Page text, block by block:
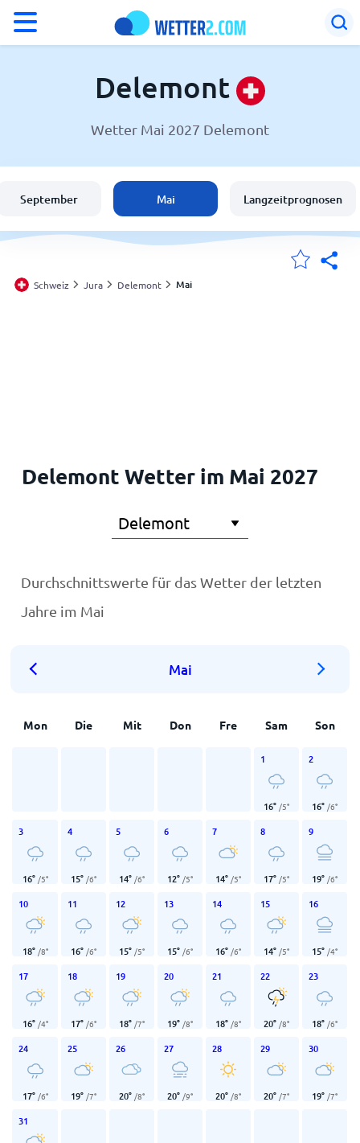
Wetter in Delemont
Deutschland
Österreich
Delemont
Wetter Mai 2027 Delemont
September Mai Langzeitprognosen
Schweiz Jura Delemont Mai
Delemont Wetter im Mai 2027
Durchschnittswerte für das Wetter der letzten
Jahre im Mai
Mai
Mon Die Mit Don Fre Sam Son
1
16° /5°
2
16° /6°
3
16° /5°
4
15° /6°
5
14° /6°
6
12° /5°
7
14° /5°
8
17° /5°
9
19° /6°
10
18° /8°
11
16° /6°
12
15° /5°
13
15° /6°
14
16° /6°
15
14° /5°
16
15° /4°
17
16° /4°
18
17° /6°
19
18° /7°
20
19° /8°
21
18° /8°
22
20° /8°
23
18° /6°
24
17° /6°
25
19° /7°
26
20° /8°
27
20° /9°
28
20° /8°
29
20° /7°
30
19° /7°
31